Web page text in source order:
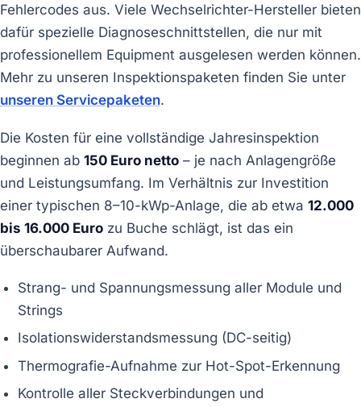
Fehlercodes aus. Viele Wechselrichter-Hersteller bieten
dafür spezielle Diagnoseschnittstellen, die nur mit
professionellem Equipment ausgelesen werden können.
Mehr zu unseren Inspektionspaketen finden Sie unter
unseren Servicepaketen.
Die Kosten für eine vollständige Jahresinspektion
beginnen ab 150 Euro netto – je nach Anlagengröße
und Leistungsumfang. Im Verhältnis zur Investition
einer typischen 8–10-kWp-Anlage, die ab etwa 12.000
bis 16.000 Euro zu Buche schlägt, ist das ein
überschaubarer Aufwand.
Strang- und Spannungsmessung aller Module und
Strings
Isolationswiderstandsmessung (DC-seitig)
Thermografie-Aufnahme zur Hot-Spot-Erkennung
Kontrolle aller Steckverbindungen und